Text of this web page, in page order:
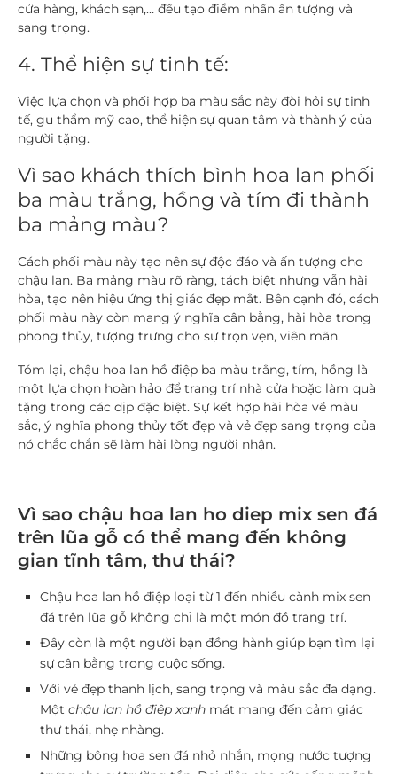
cửa hàng, khách sạn,… đều tạo điểm nhấn ấn tượng và
sang trọng.
4. Thể hiện sự tinh tế:
Việc lựa chọn và phối hợp ba màu sắc này đòi hỏi sự tinh
tế, gu thẩm mỹ cao, thể hiện sự quan tâm và thành ý của
người tặng.
Vì sao khách thích bình hoa lan phối
ba màu trắng, hồng và tím đi thành
ba mảng màu?
Cách phối màu này tạo nên sự độc đáo và ấn tượng cho
chậu lan. Ba mảng màu rõ ràng, tách biệt nhưng vẫn hài
hòa, tạo nên hiệu ứng thị giác đẹp mắt. Bên cạnh đó, cách
phối màu này còn mang ý nghĩa cân bằng, hài hòa trong
phong thủy, tượng trưng cho sự trọn vẹn, viên mãn.
Tóm lại, chậu hoa lan hồ điệp ba màu trắng, tím, hồng là
một lựa chọn hoàn hảo để trang trí nhà cửa hoặc làm quà
tặng trong các dịp đặc biệt. Sự kết hợp hài hòa về màu
sắc, ý nghĩa phong thủy tốt đẹp và vẻ đẹp sang trọng của
nó chắc chắn sẽ làm hài lòng người nhận.
Vì sao chậu hoa lan ho diep mix sen đá
trên lũa gỗ có thể mang đến không
gian tĩnh tâm, thư thái?
Chậu hoa lan hồ điệp loại từ 1 đến nhiều cành mix sen
đá trên lũa gỗ không chỉ là một món đồ trang trí.
Đây còn là một người bạn đồng hành giúp bạn tìm lại
sự cân bằng trong cuộc sống.
Với vẻ đẹp thanh lịch, sang trọng và màu sắc đa dạng.
Một chậu lan hồ điệp xanh mát mang đến cảm giác
thư thái, nhẹ nhàng.
Những bông hoa sen đá nhỏ nhắn, mọng nước tượng